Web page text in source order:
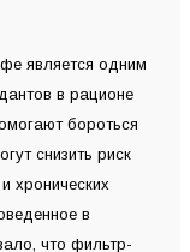
является одним
в рационе
бороться
снизить риск
хронических
в
что фильтр-